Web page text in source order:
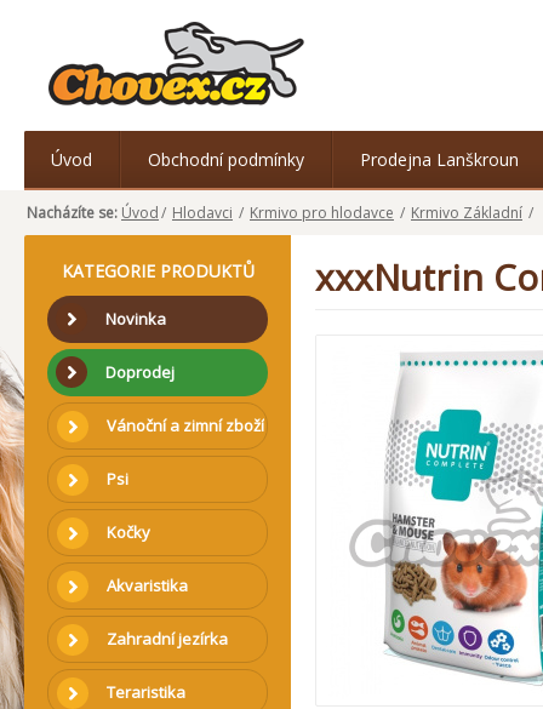
Úvod Obchodní podmínky Prodejna Lanškroun
Nacházíte se: Úvod/ Hlodavci / Krmivo pro hlodavce / Krmivo Základní /
KATEGORIE PRODUKTŮ
Novinka
Doprodej
Vánoční a zimní zboží
Psi
Kočky
Akvaristika
Zahradní jezírka
Teraristika
xxxNutrin